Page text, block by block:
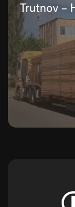
Trutnov –